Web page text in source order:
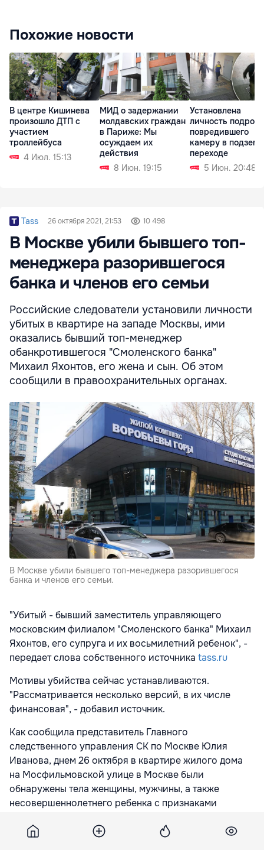
Похожие новости
В центре Кишинева
произошло ДТП с
участием
троллейбуса
4 Июл. 15:13
МИД о задержании
молдавских граждан
в Париже: Мы
осуждаем их
действия
8 Июн. 19:15
Установлена
личность
повредившего
камеру в
переходе
5 Июн. 20:48
Tass 26 октября 2021, 21:53 10 498
В Москве убили бывшего топ-
менеджера разорившегося
банка и членов его семьи
Российские следователи установили личности
убитых в квартире на западе Москвы, ими
оказались бывший топ-менеджер
обанкротившегося "Смоленского банка"
Михаил Яхонтов, его жена и сын. Об этом
сообщили в правоохранительных органах.
В Москве убили бывшего топ-менеджера разорившегося
банка и членов его семьи.
"Убитый - бывший заместитель управляющего
московским филиалом "Смоленского банка" Михаил
Яхонтов, его супруга и их восьмилетний ребенок", -
передает слова собственного источника tass.ru
Мотивы убийства сейчас устанавливаются.
"Рассматривается несколько версий, в их числе
финансовая", - добавил источник.
Как сообщила представитель Главного
следственного управления СК по Москве Юлия
Иванова, днем 26 октября в квартире жилого дома
на Мосфильмовской улице в Москве были
обнаружены тела женщины, мужчины, а также
несовершеннолетнего ребенка с признаками
об убийстве двух и более лиц.